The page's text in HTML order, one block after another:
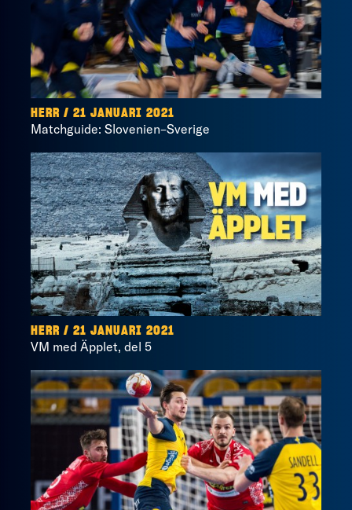
HERR / 21 JANUARI 2021
Matchguide: Slovenien–Sverige
HERR / 21 JANUARI 2021
VM med Äpplet, del 5